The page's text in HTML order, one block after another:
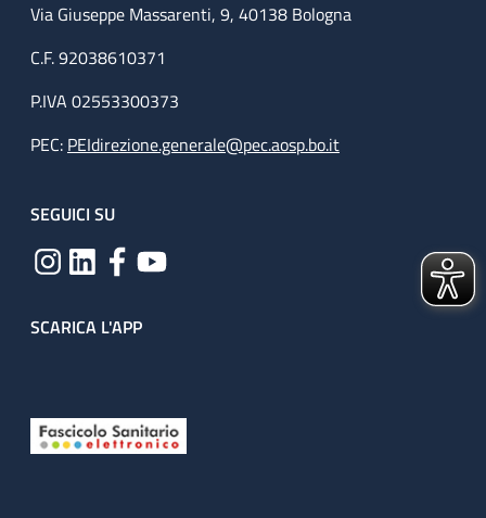
Via Giuseppe Massarenti, 9, 40138 Bologna
C.F. 92038610371
P.IVA 02553300373
PEC: PEIdirezione.generale@pec.aosp.bo.it
SEGUICI SU
SCARICA L'APP